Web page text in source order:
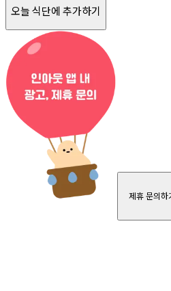
오늘 식단에 추가하기
제휴 문의하